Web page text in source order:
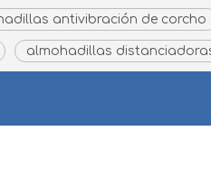
antivibración de corcho
almohadillas